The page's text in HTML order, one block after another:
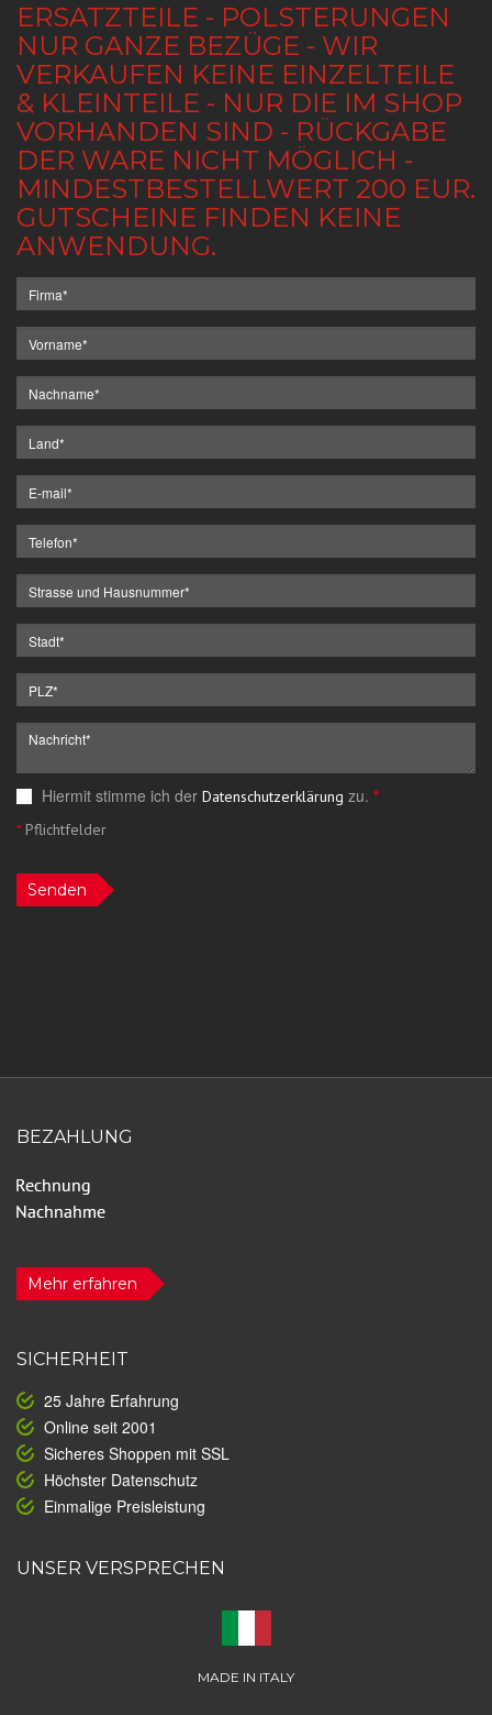
ERSATZTEILE - POLSTERUNGEN
NUR GANZE BEZÜGE - WIR
VERKAUFEN KEINE EINZELTEILE
& KLEINTEILE - NUR DIE IM SHOP
VORHANDEN SIND - RÜCKGABE
DER WARE NICHT MÖGLICH -
MINDESTBESTELLWERT 200 EUR.
GUTSCHEINE FINDEN KEINE
ANWENDUNG.
Hiermit stimme ich der Datenschutzerklärung zu. *
*Pflichtfelder
Senden
BEZAHLUNG
Mehr erfahren
SICHERHEIT
25 Jahre Erfahrung
Online seit 2001
Sicheres Shoppen mit SSL
Höchster Datenschutz
Einmalige Preisleistung
UNSER VERSPRECHEN
MADE IN ITALY